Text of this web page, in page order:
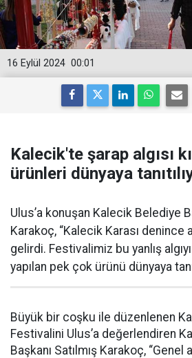
00:01
16 Eylül 2024
Kalecik'te şarap algısı
ürünleri dünyaya
Ulus’a konuşan Kalecik Belediye
Karakoç, “Kalecik Karası denince
gelirdi. Festivalimiz bu yanlış
yapılan pek çok ürünü dünyaya
Büyük bir coşku ile düzenlenen
Festivalini Ulus’a değerlendiren
Başkanı Satılmış Karakoç, “Genel